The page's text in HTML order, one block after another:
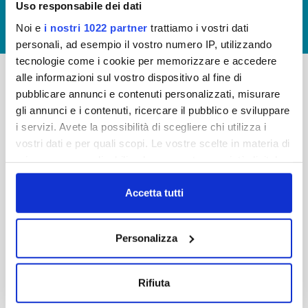
Uso responsabile dei dati
Noi e i nostri 1022 partner trattiamo i vostri dati
personali, ad esempio il vostro numero IP, utilizzando
tecnologie come i cookie per memorizzare e accedere
alle informazioni sul vostro dispositivo al fine di
pubblicare annunci e contenuti personalizzati, misurare
gli annunci e i contenuti, ricercare il pubblico e sviluppare
i servizi. Avete la possibilità di scegliere chi utilizza i
vostri dati e per quali scopi. Le vostre scelte in materia di
in cui avete effettuato le vostre scelte. È possibile
modificare o revocare il proprio consenso in qualsiasi
momento dalla Dichiarazione sui cookie o facendo clic
Con il tuo consenso, vorremmo anche:
raccogliere informazioni sulla tua posizione
Accetta tutti
Personalizza
Rifiuta
LAVORA CON NOI
Publiacqua S.p.A
Via Villamagna 90/c -
50126 Fi
Tel. +39 055688903
Reg Imprese Firenze
-
FAQ
PRIVACY POLICY
COOKIE
WHISTLEBLOWING
CREDITS